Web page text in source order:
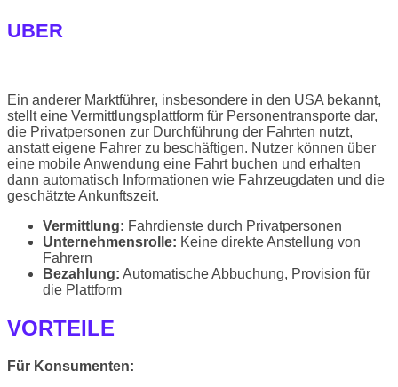
UBER
Ein anderer Marktführer, insbesondere in den USA bekannt,
stellt eine Vermittlungsplattform für Personentransporte dar,
die Privatpersonen zur Durchführung der Fahrten nutzt,
anstatt eigene Fahrer zu beschäftigen. Nutzer können über
eine mobile Anwendung eine Fahrt buchen und erhalten
dann automatisch Informationen wie Fahrzeugdaten und die
geschätzte Ankunftszeit.
Vermittlung: Fahrdienste durch Privatpersonen
Unternehmensrolle: Keine direkte Anstellung von
Fahrern
Bezahlung: Automatische Abbuchung, Provision für
die Plattform
VORTEILE
Für Konsumenten: